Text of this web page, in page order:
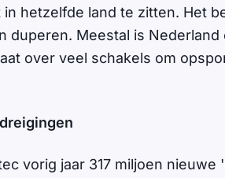
hetzelfde land te zitten. Het
duperen. Meestal is
over veel schakels om
vorig jaar 317 miljoen nieuwe